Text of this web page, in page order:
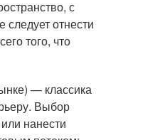
с
отнести
того, что
— классика
Выбор
нанести